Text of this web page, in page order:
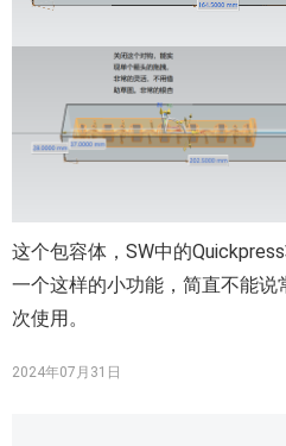
这个包容体，SW中的
一个这样的小功能，简直不能
次使用。
2024年07月31日